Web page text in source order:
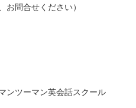
お問合せください）
ンツーマン英会話スクール